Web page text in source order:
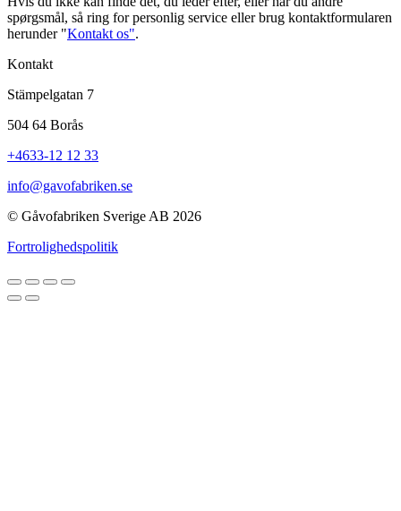
spørgsmål, så ring for personlig service eller brug kontaktformularen
herunder "Kontakt os".
Kontakt
Stämpelgatan 7
504 64 Borås
+4633-12 12 33
info@gavofabriken.se
© Gåvofabriken Sverige AB 2026
Fortrolighedspolitik